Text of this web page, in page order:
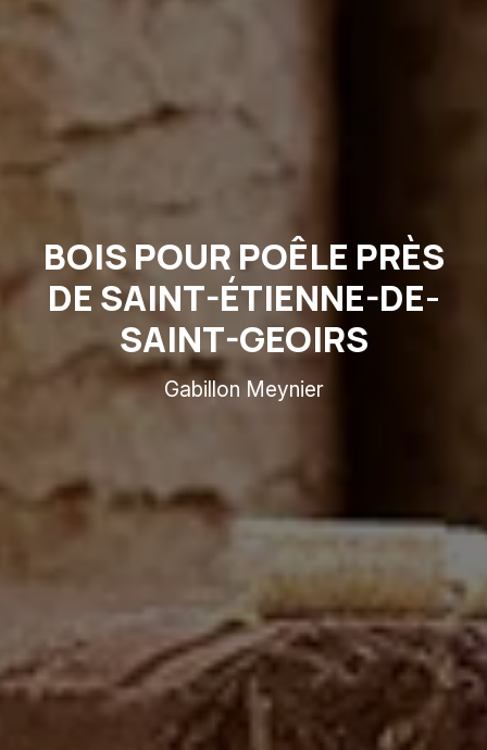
BOIS POUR POÊLE PRÈS
DE SAINT-ÉTIENNE-DE-
SAINT-GEOIRS
Gabillon Meynier